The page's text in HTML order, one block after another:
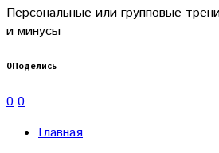
Персональные или групповые
и минусы
0Поделись
0 0
Главная